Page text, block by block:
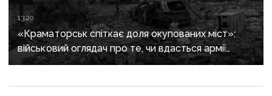
13:20
«Краматорськ спіткає доля окупованих міст»:
військовий оглядач про те, чи вдасться армії
рф захопити останню агломерацію Донеччини до